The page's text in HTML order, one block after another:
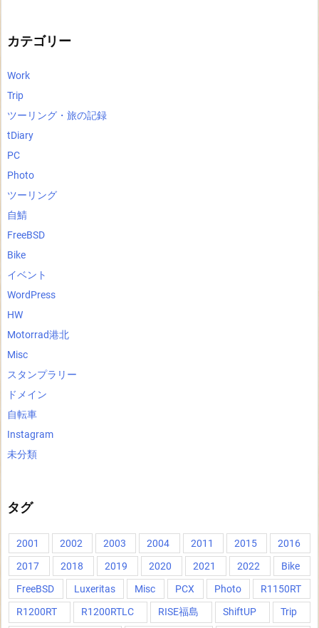
カテゴリー
Work
Trip
ツーリング・旅の記録
tDiary
PC
Photo
ツーリング
自鯖
FreeBSD
Bike
イベント
WordPress
HW
Motorrad港北
Misc
スタンプラリー
ドメイン
自転車
Instagram
未分類
タグ
2001 2002 2003 2004 2011 2015
2016
2017
2018 2019 2020 2021 2022
Bike
FreeBSD
Luxeritas Misc PCX Photo
R1150RT
R1200RT
R1200RTLC RISE福島 ShiftUP Trip